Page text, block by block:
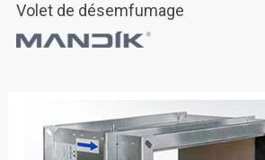
Volet de désemfumage